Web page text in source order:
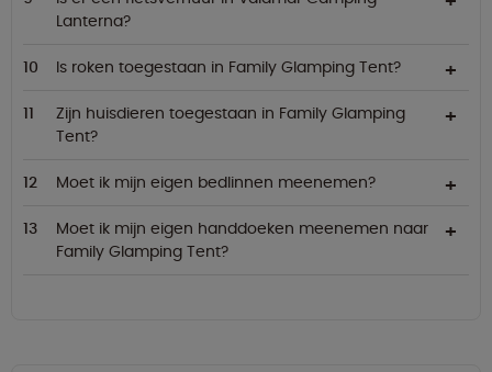
Lanterna?
Is roken toegestaan in Family Glamping Tent?
Zijn huisdieren toegestaan in Family Glamping
Tent?
Moet ik mijn eigen bedlinnen meenemen?
Moet ik mijn eigen handdoeken meenemen naar
Family Glamping Tent?